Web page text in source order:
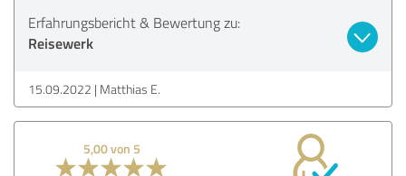
Erfahrungsbericht & Bewertung zu:
Reisewerk
15.09.2022 Matthias E.
5,00 von 5